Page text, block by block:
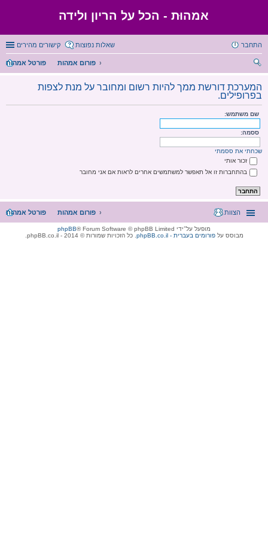
אמהוּת - הכל על הריון ולידה
קישורים מהירים שאלות נפוצות התחבר
פורטל אמהות
פורום אמהות
ש
המערכת דורשת ממך להיות רשום ומחובר על מנת לצפות
בפרופילים.
שם משתמש:
ססמה:
שכחתי את ססמתי
זכור אותי
בהתחברות זו אל תאפשר למשתמשים אחרים לראות אם אני מחובר
פורטל אמהות פורום אמהות הצוות
מופעל על־ידי phpBB® Forum Software © phpBB Limited
מבוסס עלphpBB.co.il - פורומים בעברית . כל הזכויות שמורות © 2014 - phpBB.co.il.